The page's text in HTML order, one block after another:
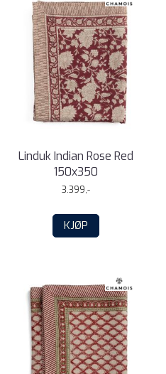
Linduk Indian Rose Red
150x350
3.399,-
KJØP